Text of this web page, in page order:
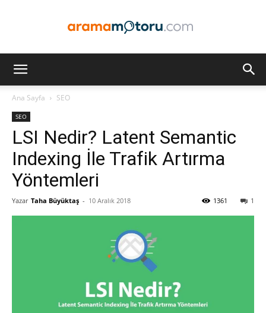
ve
Pazarlaması
Ana Sayfa SEO
SEO
LSI Nedir? Latent Semantic
Indexing İle Trafik Artırma
Yöntemleri
Yazar Taha Büyüktaş - 10 Aralık 2018 1
1361